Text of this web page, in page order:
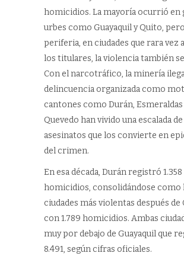
homicidios. La mayoría ocurrió en
urbes como Guayaquil y Quito,
periferia, en ciudades que rara vez
los titulares, la violencia también
Con el narcotráfico, la minería
delincuencia organizada como
cantones como Durán, Esmeraldas
Quevedo han vivido una escalada de
asesinatos que los convierte en
del crimen.
En esa década, Durán registró 1.358
homicidios, consolidándose como
ciudades más violentas después de
con 1.789 homicidios. Ambas
muy por debajo de Guayaquil que
8.491, según cifras oficiales.